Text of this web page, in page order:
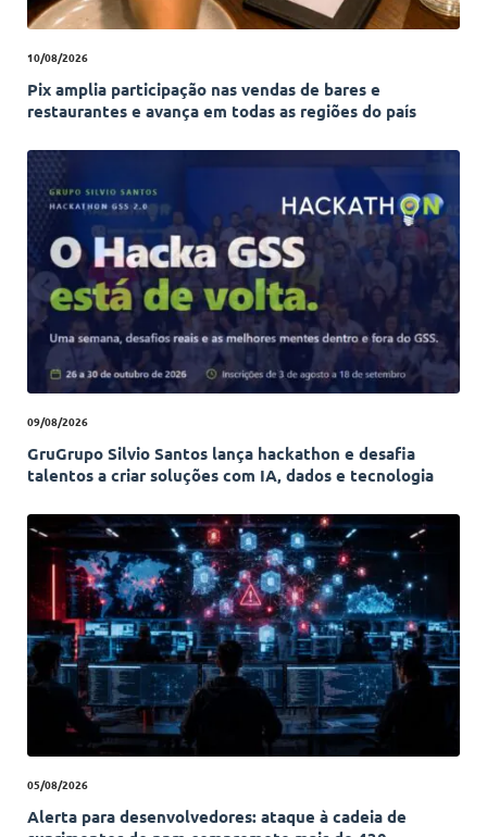
10/08/2026
Pix amplia participação nas vendas de bares e
restaurantes e avança em todas as regiões do país
09/08/2026
GruGrupo Silvio Santos lança hackathon e desafia
talentos a criar soluções com IA, dados e tecnologia
05/08/2026
Alerta para desenvolvedores: ataque à cadeia de